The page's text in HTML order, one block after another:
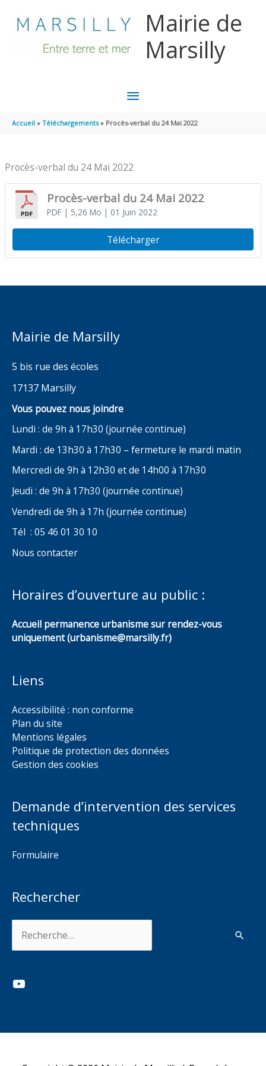
Mairie de
Marsilly
MENU
PRINCIPAL
Accueil Téléchargements Procès-verbal du 24 Mai 2022
Procès-verbal du 24 Mai 2022
Procès-verbal du 24 Mai 2022
PDF| 5,26 Mo | 01 Juin 2022
Télécharger
Mairie de Marsilly
5 bis rue des écoles
17137 Marsilly
Vous pouvez nous joindre
Lundi : de 9h à 17h30 (journée continue)
Mardi : de 13h30 à 17h30 – fermeture le mardi matin
Mercredi de 9h à 12h30 et de 14h00 à 17h30
Jeudi : de 9h à 17h30 (journée continue)
Vendredi de 9h à 17h (journée continue)
Tél : 05 46 01 30 10
Nous contacter
Horaires d’ouverture au public :
Accueil permanence urbanisme sur rendez-vous
uniquement (urbanisme@marsilly.fr)
Liens
Accessibilité : non conforme
Plan du site
Mentions légales
Politique de protection des données
Gestion des cookies
Demande d’intervention des services
techniques
Formulaire
Rechercher
YouTube